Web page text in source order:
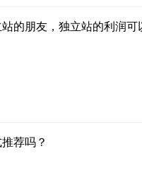
的朋友，独立站的利润
荐吗？